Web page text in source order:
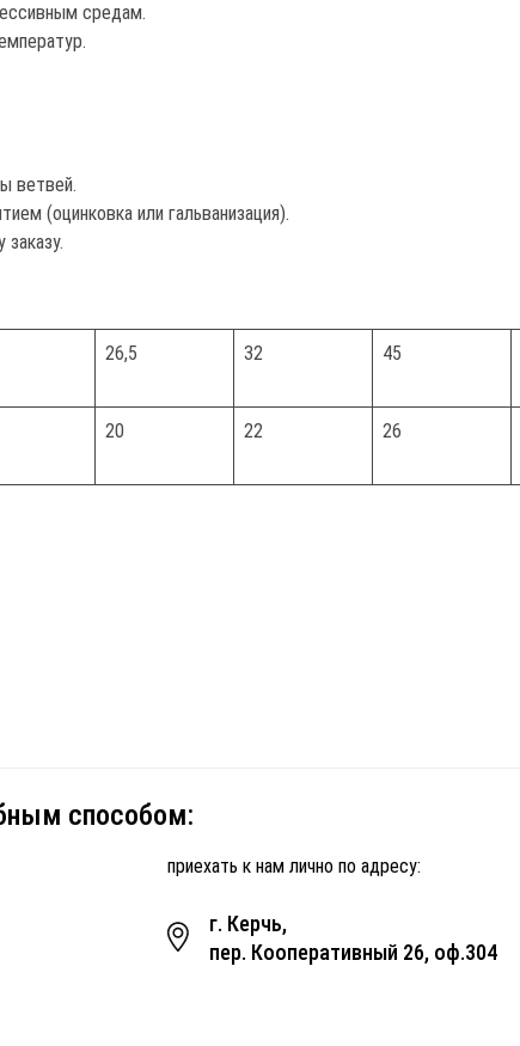
средам.
ветвей.
(оцинковка или гальванизация).
26,5 32 45
20 22 26
способом:
приехать к нам лично по адресу:
г. Керчь,
пер. Кооперативный 26, оф.304